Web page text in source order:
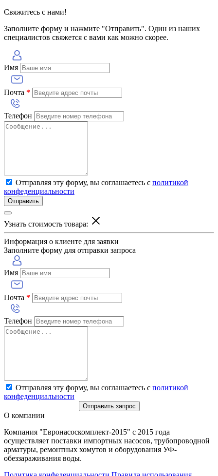
Свяжитесь с нами!
Заполните форму и нажмите "Отправить". Один из наших
специалистов свяжется с вами как можно скорее.
Имя
Почта *
Телефон
Отправляя эту форму, вы соглашаетесь с политикой
конфеденциальности
Отправить
Узнать стоимость товара:
Информация о клиенте для заявки
Заполните форму для отправки запроса
Имя
Почта *
Телефон
Отправляя эту форму, вы соглашаетесь с политикой
конфеденциальности
Отправить запрос
О компании
Компания "Евронасоскомплект-2015" с 2015 года
осуществляет поставки импортных насосов, трубопроводной
арматуры, ремонтных хомутов и оборудования УФ-
обеззараживания воды.